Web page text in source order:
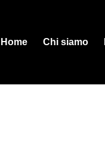
Home Chi siamo